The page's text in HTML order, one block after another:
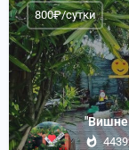
800₽/сутки